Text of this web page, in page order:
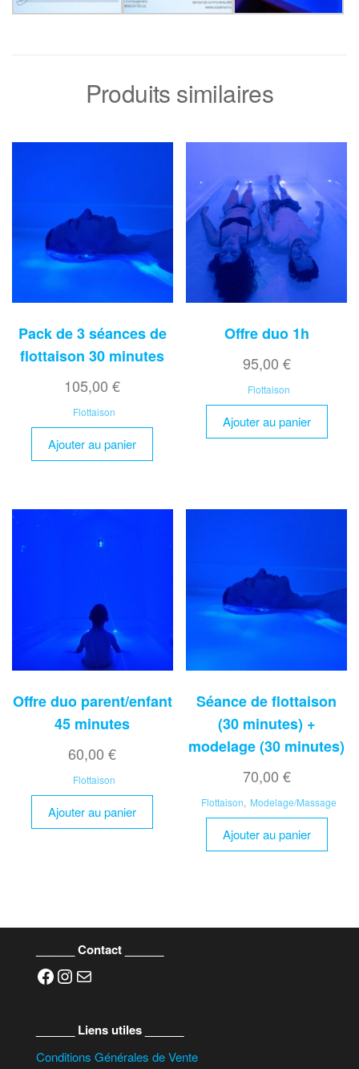
Produits similaires
Pack de 3 séances de
flottaison 30 minutes
105,00€
Flottaison
Ajouter au panier
Offre duo 1h
95,00 €
Flottaison
Ajouter au panier
Offre duo parent/enfant
45 minutes
60,00€
Flottaison
Ajouter au panier
Séance de flottaison
(30 minutes) +
modelage (30 minutes)
70,00 €
Flottaison, Modelage/Massage
Ajouter au panier
______ Contact ______
Facebook
Instagram
E-mail
______ Liens utiles ______
Conditions Générales de Vente